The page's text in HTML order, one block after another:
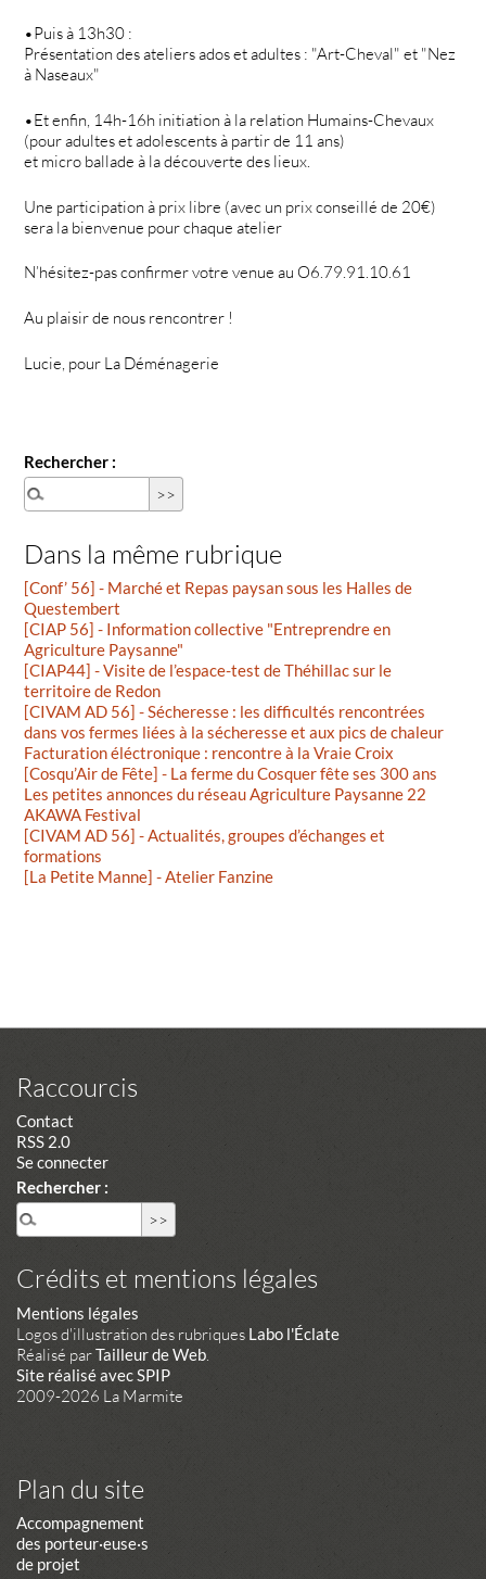
•Puis à 13h30 :
Présentation des ateliers ados et adultes : "Art-Cheval" et "Nez
à Naseaux"
•Et enfin, 14h-16h initiation à la relation Humains-Chevaux
(pour adultes et adolescents à partir de 11 ans)
et micro ballade à la découverte des lieux.
Une participation à prix libre (avec un prix conseillé de 20€)
sera la bienvenue pour chaque atelier
N’hésitez-pas confirmer votre venue au O6.79.91.10.61
Au plaisir de nous rencontrer !
Lucie, pour La Déménagerie
Rechercher :
Dans la même rubrique
[Conf’ 56] - Marché et Repas paysan sous les Halles de
Questembert
[CIAP 56] - Information collective "Entreprendre en
Agriculture Paysanne"
[CIAP44] - Visite de l’espace-test de Théhillac sur le
territoire de Redon
[CIVAM AD 56] - Sécheresse : les difficultés rencontrées
dans vos fermes liées à la sécheresse et aux pics de chaleur
Facturation éléctronique : rencontre à la Vraie Croix
[Cosqu’Air de Fête] - La ferme du Cosquer fête ses 300 ans
Les petites annonces du réseau Agriculture Paysanne 22
AKAWA Festival
[CIVAM AD 56] - Actualités, groupes d’échanges et
formations
[La Petite Manne] - Atelier Fanzine
Raccourcis
Contact
RSS 2.0
Se connecter
Rechercher :
Crédits et mentions légales
Mentions légales
Logos d'illustration des rubriques Labo l'Éclate
Réalisé parTailleur de Web
Site réalisé avec SPIP
2009-2026 La Marmite
Plan du site
Accompagnement
des porteur·euse·s
de projet